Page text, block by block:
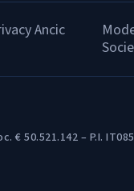
Ancic
€ 50.521.142 – P.I.